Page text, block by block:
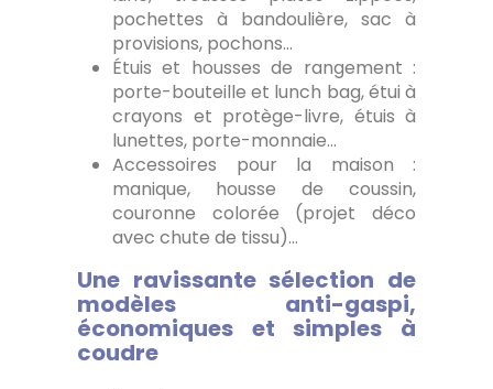
pochettes à bandoulière, sac à
provisions, pochons…
Étuis et housses de rangement :
porte-bouteille et lunch bag, étui à
crayons et protège-livre, étuis à
lunettes, porte-monnaie…
Accessoires pour la maison :
manique, housse de coussin,
couronne colorée (projet déco
avec chute de tissu)…
Une ravissante sélection de
modèles anti-gaspi,
économiques et simples à
coudre